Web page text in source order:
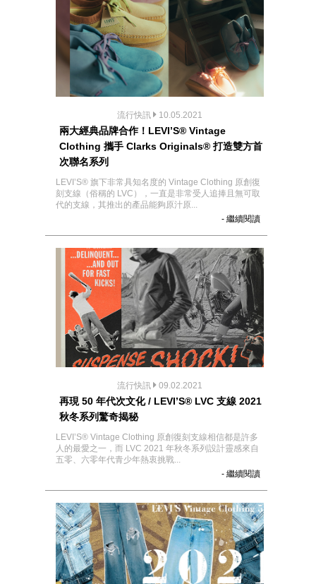
流行快訊 10.05.2021
兩大經典品牌合作！LEVI’S® Vintage
Clothing 攜手 Clarks Originals® 打造雙方首
次聯名系列
LEVI’S® 旗下非常具知名度的 Vintage Clothing 原創復
刻支線（俗稱的 LVC），一直是非常受人追捧且無可取
代的支線，其推出的產品能夠原汁原...
- 繼續閱讀
流行快訊 09.02.2021
再現 50 年代次文化 / LEVI’S® LVC 支線 2021
秋冬系列驚奇揭秘
LEVI’S® Vintage Clothing 原創復刻支線相信都是許多
人的最愛之一，而 LVC 2021 年秋冬系列設計靈感來自
五零、六零年代青少年熱衷挑戰...
- 繼續閱讀